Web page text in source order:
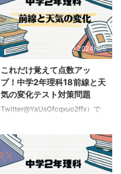
回路に関する分野はテストでも必
ずと言っていいほど出題されるて
回路の仕組みを理解してテスト対
策していこう ここでは記号や回
路の種類など答えることができれ
ばOKだよ 回路 回路→電流が流れ
るひとつながりの道す次のことだ
ったね電流は＋極から−極に流れ
ていくんだったねここでは2つの
回路を見ていくよ 直列回路→電
っ ...
2024/6/5
これだけ覚えて点数アッ
プ！中学2年理科18前線と天
気の変化テスト対策問題
Twitter@YaUsGfcqxuo2ffx）で
回の記事はこちらこれだけ覚えて
点数アップ！中学2年理科17空気
中の水蒸気と雲テスト対策問題
天気に関する分野はテストでも必